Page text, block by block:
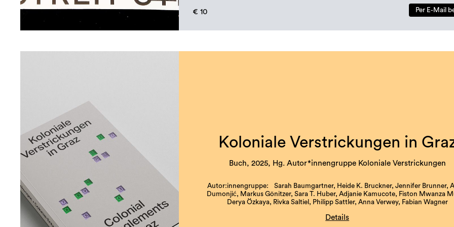
€ 10 Per E-Mail
Koloniale Verstrickungen in
Buch, 2025, Hg. Autor*innengruppe Koloniale Verstrickungen
Autor:innengruppe: Sarah Baumgartner, Heide K. Bruckner, Jennifer Brunner,
Dumonjić, Markus Gönitzer, Sara T. Huber, Adjanie Kamucote, Fiston Mwanza
Derya Özkaya, Rivka Saltiel, Philipp Sattler, Anna Verwey, Fabian Wagner
Details